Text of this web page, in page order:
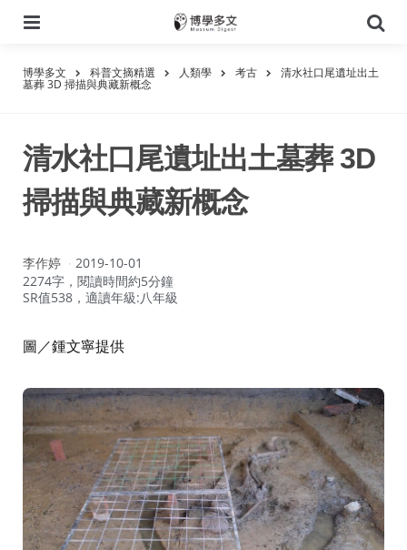
尋
博學多文 科普文摘精選 人類學 考古 清水社口尾遺址出土
墓葬 3D 掃描與典藏新概念
清水社口尾遺址出土墓葬 3D
掃描與典藏新概念
作
者：
李作婷
2019-10-01
2274字，閱讀時間約5分鐘
SR值538，適讀年級:八年級
圖／鍾文寧提供